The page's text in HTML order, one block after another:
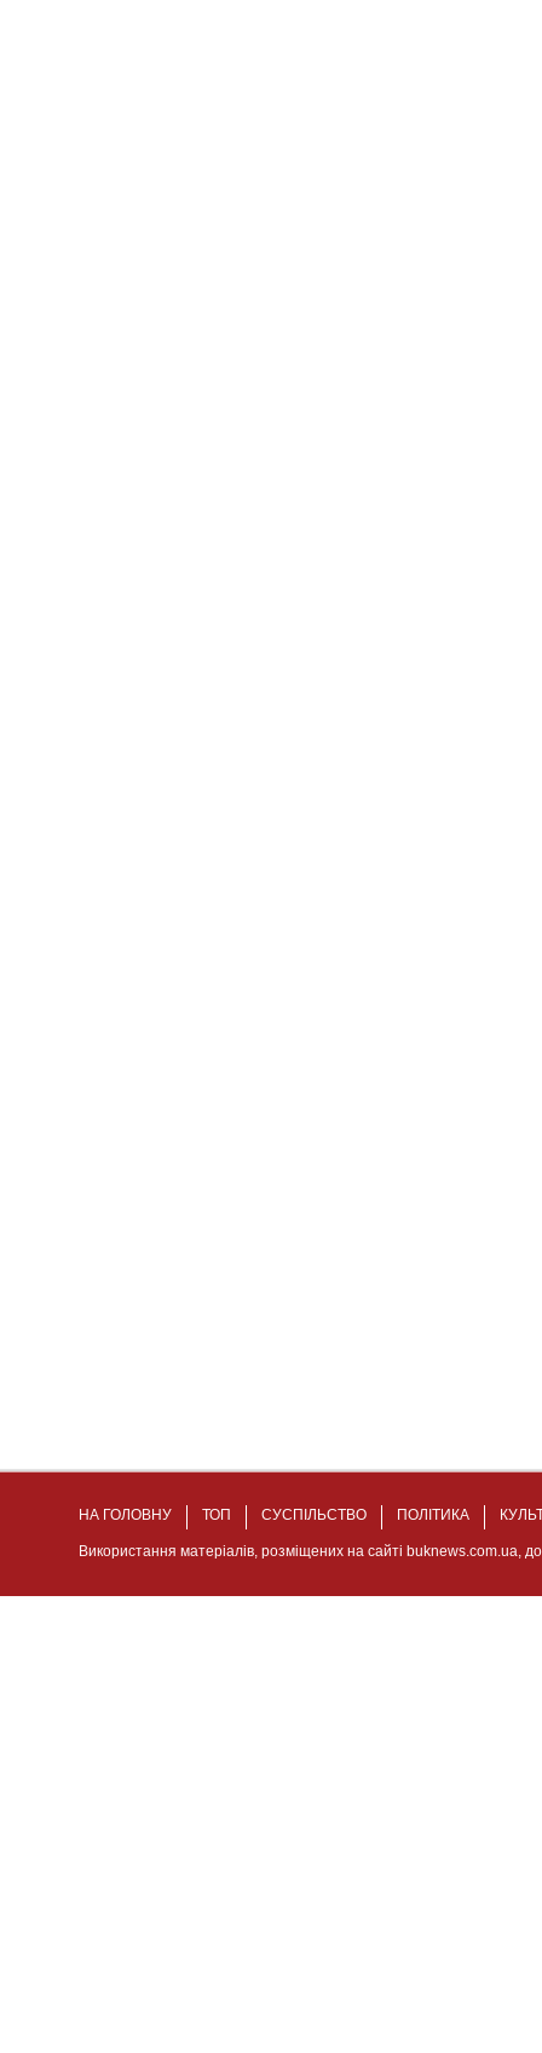
НА ГОЛОВНУ ТОП СУСПІЛЬСТВО ПОЛІТИКА
Використання матеріалів, розміщених на сайті buknews.com.ua,